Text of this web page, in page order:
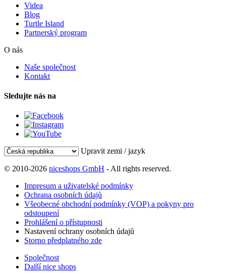
Videa
Blog
Turtle Island
Partnerský program
O nás
Naše společnost
Kontakt
Sledujte nás na
Upravit zemi / jazyk
© 2010-2026 niceshops GmbH - All rights reserved.
Impresum a uživatelské podmínky
Ochrana osobních údajů
Všeobecné obchodní podmínky (VOP) a pokyny pro
odstoupení
Prohlášení o přístupnosti
Nastavení ochrany osobních údajů
Storno předplatného zde
Společnost
Další nice shops